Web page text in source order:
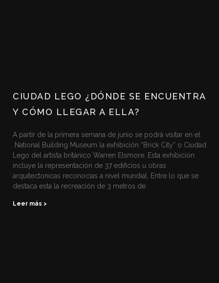
CIUDAD LEGO ¿DÓNDE SE ENCUENTRA
Y CÓMO LLEGAR A ELLA?
A partir de la primera semana de junio se podrá visitar en el
National Building Museum la exhibición “Brick City” o Ciudad
Lego del artista británico Warren Elsmore. Esta exhibición
incluye la representación de 37 edificios u obras
arquitectonicas reconocias a nivel mundial. Entre lo que se
destaca esta la recreación de 3 metros de
Leer más >